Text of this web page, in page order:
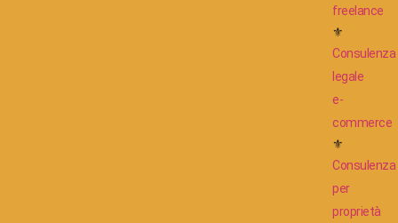
freelance
⚜
Consulenza
legale
e-
commerce
⚜
Consulenza
per
proprietà